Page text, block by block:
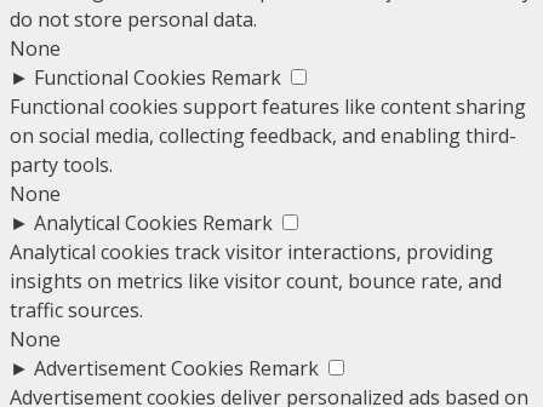
do not store personal data.
None
► Functional Cookies Remark
Functional cookies support features like content sharing
on social media, collecting feedback, and enabling third-
party tools.
None
► Analytical Cookies Remark
Analytical cookies track visitor interactions, providing
insights on metrics like visitor count, bounce rate, and
traffic sources.
None
► Advertisement Cookies Remark
Advertisement cookies deliver personalized ads based on